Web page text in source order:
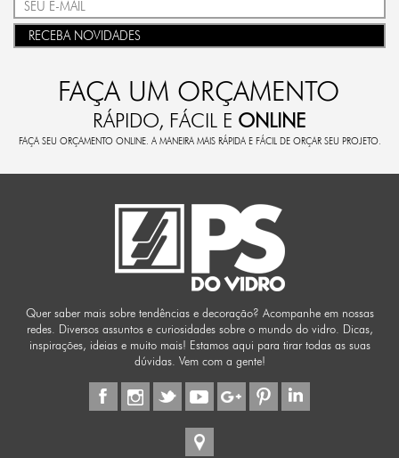
RECEBA NOVIDADES
FAÇA UM ORÇAMENTO
RÁPIDO, FÁCIL E ONLINE
FAÇA SEU ORÇAMENTO ONLINE. A MANEIRA MAIS RÁPIDA E FÁCIL DE ORÇAR SEU PROJETO.
Quer saber mais sobre tendências e decoração? Acompanhe em nossas
redes. Diversos assuntos e curiosidades sobre o mundo do vidro. Dicas,
inspirações, ideias e muito mais! Estamos aqui para tirar todas as suas
dúvidas. Vem com a gente!